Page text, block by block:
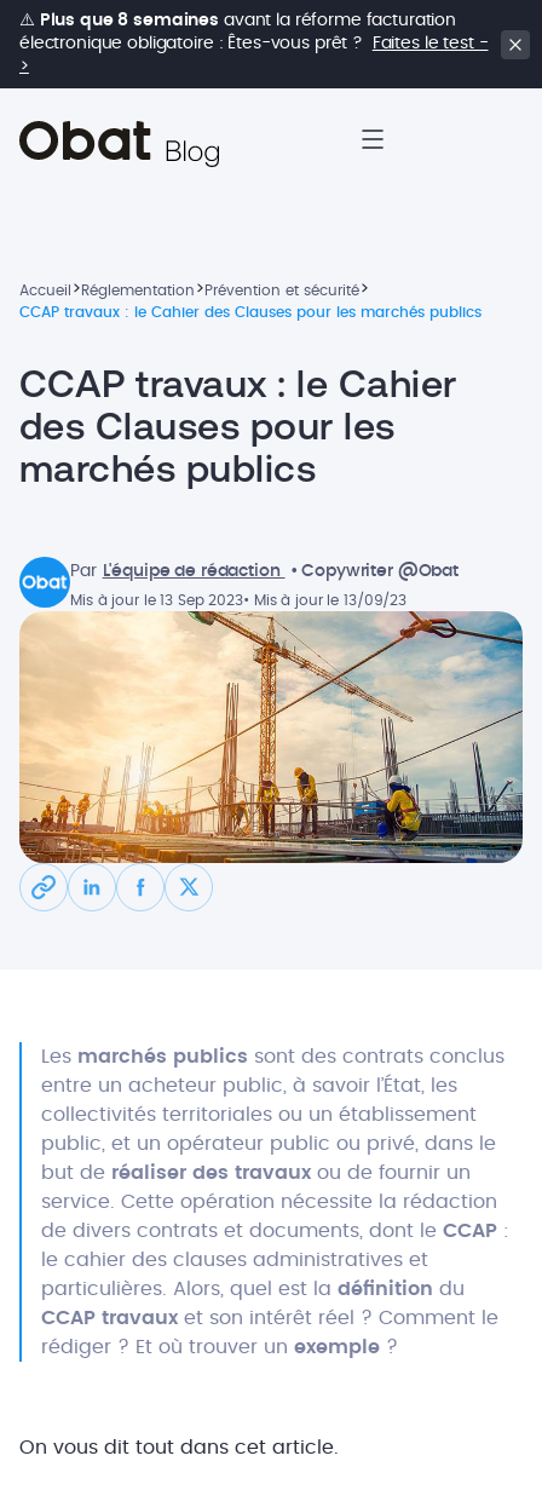
⚠️ Plus que 8 semaines avant la réforme facturation
électronique obligatoire : Êtes-vous prêt ?
Faites le test -
>
Accueil > Réglementation > Prévention et sécurité>
CCAP travaux : le Cahier des Clauses pour les marchés publics
CCAP travaux : le Cahier
des Clauses pour les
marchés publics
Par L'équipe de rédaction • Copywriter @Obat
Mis à jour le 13 Sep 2023• Mis à jour le 13/09/23
Les marchés publics sont des contrats conclus
entre un acheteur public, à savoir l’État, les
collectivités territoriales ou un établissement
public, et un opérateur public ou privé, dans le
but de réaliser des travaux ou de fournir un
service. Cette opération nécessite la rédaction
de divers contrats et documents, dont le CCAP :
le cahier des clauses administratives et
particulières. Alors, quel est la définition du
CCAP travaux et son intérêt réel ? Comment le
rédiger ? Et où trouver un exemple ?
On vous dit tout dans cet article.